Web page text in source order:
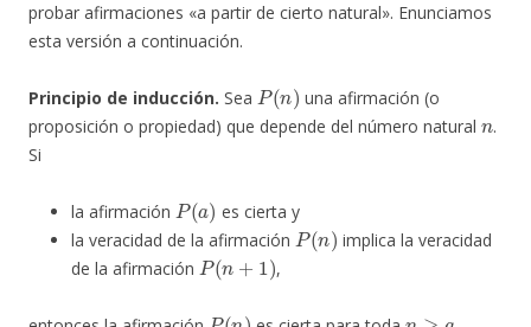
probar afirmaciones «a partir de cierto natural». Enunciamos
esta versión a continuación.
Principio de inducción. Sea
P( n
una afirmación (o
proposición o propiedad) que depende del número natural
.
Si
la afirmación
P( a )
es cierta y
la veracidad de la afirmación
P( n
implica la veracidad
de la afirmación
P(n+1)
,
P( n